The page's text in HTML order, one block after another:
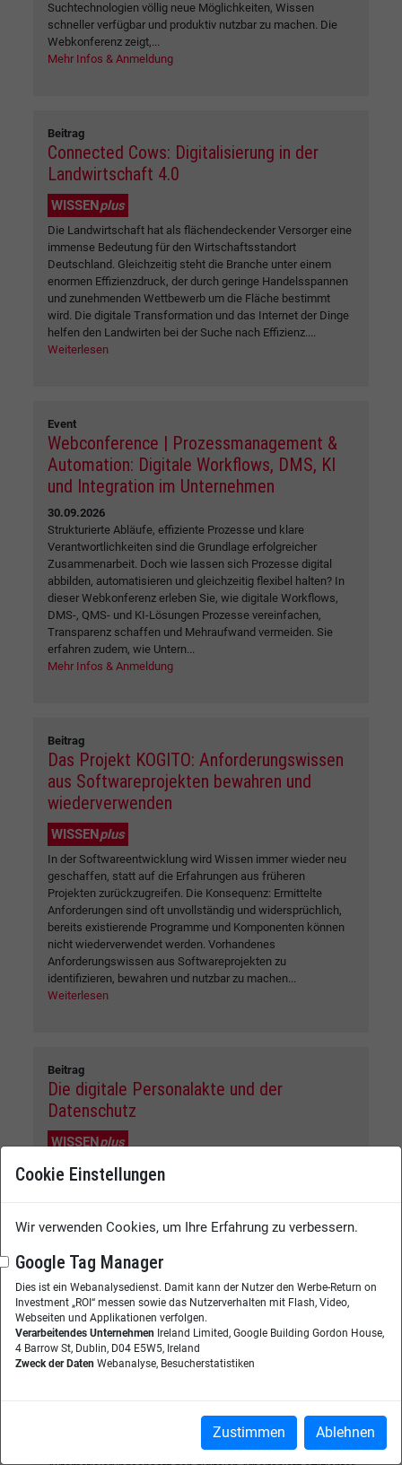
Suchtechnologien völlig neue Möglichkeiten, Wissen
schneller verfügbar und produktiv nutzbar zu machen. Die
Webkonferenz zeigt,...
Mehr Infos & Anmeldung
Beitrag
Connected Cows: Digitalisierung in der
Landwirtschaft 4.0
WISSENplus
Die Landwirtschaft hat als flächendeckender Versorger eine
immense Bedeutung für den Wirtschaftsstandort
Deutschland. Gleichzeitig steht die Branche unter einem
enormen Effizienzdruck, der durch geringe Handelsspannen
und zunehmenden Wettbewerb um die Fläche bestimmt
wird. Die digitale Transformation und das Internet der Dinge
helfen den Landwirten bei der Suche nach Effizienz....
Weiterlesen
Event
Webconference | Prozessmanagement &
Automation: Digitale Workflows, DMS, KI
und Integration im Unternehmen
30.09.2026
Strukturierte Abläufe, effiziente Prozesse und klare
Verantwortlichkeiten sind die Grundlage erfolgreicher
Zusammenarbeit. Doch wie lassen sich Prozesse digital
abbilden, automatisieren und gleichzeitig flexibel halten? In
dieser Webkonferenz erleben Sie, wie digitale Workflows,
DMS-, QMS- und KI-Lösungen Prozesse vereinfachen,
Transparenz schaffen und Mehraufwand vermeiden. Sie
erfahren zudem, wie Untern...
Mehr Infos & Anmeldung
Beitrag
Das Projekt KOGITO: Anforderungswissen
aus Softwareprojekten bewahren und
wiederverwenden
WISSENplus
In der Softwareentwicklung wird Wissen immer wieder neu
geschaffen, statt auf die Erfahrungen aus früheren
Projekten zurückzugreifen. Die Konsequenz: Ermittelte
Anforderungen sind oft unvollständig und widersprüchlich,
bereits existierende Programme und Komponenten können
nicht wiederverwendet werden. Vorhandenes
Anforderungswissen aus Softwareprojekten zu
identifizieren, bewahren und nutzbar zu machen...
Weiterlesen
Beitrag
Die digitale Personalakte und der
Datenschutz
WISSENplus
Das papierlose Personalbüro stellt Unternehmen hinsichtlich
des Datenschutzes vor besondere Anforderungen. Werden
ein Konzept zu entwickeln, das den Zugriff und die
Berechtigung sowie Aufbewahrungs- und Löschfristen
regelt. ...
Weiterlesen
Event
Den digitalen Arbeitsplatz effizient
Wie Unternehmen mit einem einheitlichen Service- und
Cookie Einstellungen
Wir verwenden Cookies, um Ihre Erfahrung zu verbessern.
Google Tag Manager
Dies ist ein Webanalysedienst. Damit kann der Nutzer den Werbe-Return on
Investment „ROI“ messen sowie das Nutzerverhalten mit Flash, Video,
Webseiten und Applikationen verfolgen.
Verarbeitendes Unternehmen Ireland Limited, Google Building Gordon House,
4 Barrow St, Dublin, D04 E5W5, Ireland
Zweck der Daten Webanalyse, Besucherstatistiken
Zustimmen Ablehnen